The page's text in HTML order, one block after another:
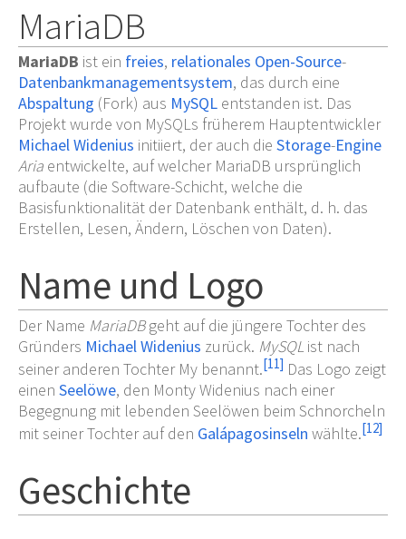
MariaDB
MariaDB ist ein freies, relationales Open-Source-
Datenbankmanagementsystem, das durch eine
Abspaltung (Fork) aus MySQL entstanden ist. Das
Projekt wurde von MySQLs früherem Hauptentwickler
Michael Widenius initiiert, der auch die Storage-Engine
Aria entwickelte, auf welcher MariaDB ursprünglich
aufbaute (die Software-Schicht, welche die
Basisfunktionalität der Datenbank enthält, d. h. das
Erstellen, Lesen, Ändern, Löschen von Daten).
Name und Logo
Der Name MariaDBgeht auf die jüngere Tochter des
Gründers Michael Widenius zurück. MySQL ist nach
seiner anderen Tochter My benannt.[11] Das Logo zeigt
einen Seelöwe, den Monty Widenius nach einer
Begegnung mit lebenden Seelöwen beim Schnorcheln
mit seiner Tochter auf den Galápagosinseln wählte.[12]
Geschichte